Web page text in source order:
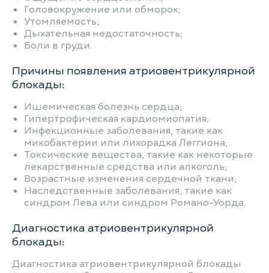
Головокружение или обморок;
Утомляемость;
Дыхательная недостаточность;
Боли в груди.
Причины появления атриовентрикулярной
блокады:
Ишемическая болезнь сердца;
Гипертрофическая кардиомиопатия;
Инфекционные заболевания, такие как
микобактерии или лихорадка Леггиона;
Токсические вещества, такие как некоторые
лекарственные средства или алкоголь;
Возрастные изменения сердечной ткани;
Наследственные заболевания, такие как
синдром Лева или синдром Романо-Уорда.
Диагностика атриовентрикулярной
блокады:
Диагностика атриовентрикулярной блокады